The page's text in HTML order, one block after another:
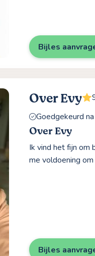
Bijles
Over Evy
Goedgekeurd
Over Evy
Ik vind het fijn om
me voldoening
Bijles